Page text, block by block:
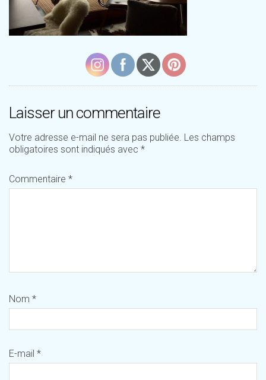
Laisser un commentaire
Votre adresse e-mail ne sera pas publiée. Les champs
obligatoires sont indiqués avec *
Commentaire *
Nom *
E-mail *